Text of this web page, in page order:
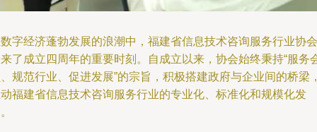
字经济蓬勃发展的浪潮中，福建省信息技术咨询服务行业协会
了成立四周年的重要时刻。自成立以来，协会始终秉持“服务
规范行业、促进发展”的宗旨，积极搭建政府与企业间的桥梁
福建省信息技术咨询服务行业的专业化、标准化和规模化发